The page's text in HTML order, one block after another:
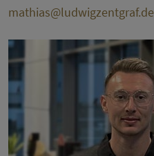
mathias@ludwigzentgraf.de